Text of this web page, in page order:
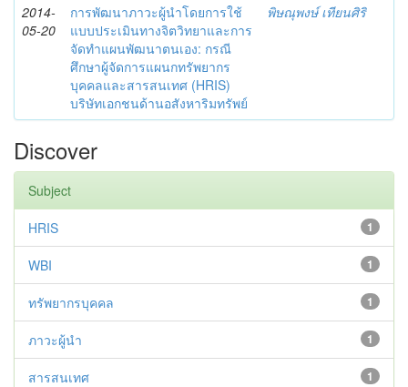
2014-
05-20
การพัฒนาภาวะผู้นำโดยการใช้
แบบประเมินทางจิตวิทยาและการ
จัดทำแผนพัฒนาตนเอง: กรณี
ศึกษาผู้จัดการแผนกทรัพยากร
บุคคลและสารสนเทศ (HRIS)
บริษัทเอกชนด้านอสังหาริมทรัพย์
พิษณุพงษ์ เทียนศิริ
Discover
Subject
1
HRIS
1
WBI
1
ทรัพยากรบุคคล
1
ภาวะผู้นำ
1
สารสนเทศ